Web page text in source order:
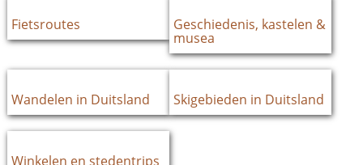
Fietsroutes Geschiedenis, kastelen &
musea
Wandelen in Duitsland Skigebieden in Duitsland
Winkelen en stedentrips